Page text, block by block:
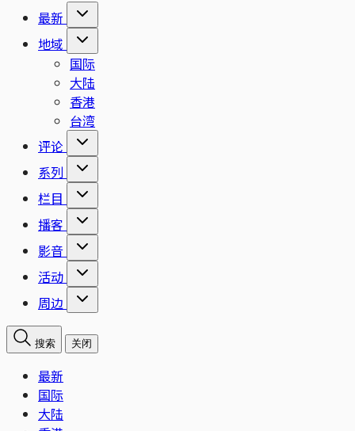
最新
地域
国际
大陆
香港
台湾
评论
系列
栏目
播客
影音
活动
周边
搜索 关闭
最新
国际
大陆